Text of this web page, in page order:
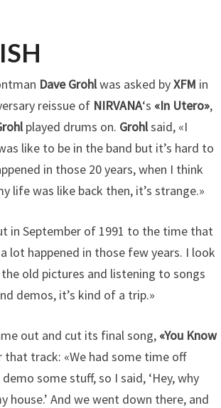
Dave Grohlwas asked byXFM in
reissue of NIRVANA‘s «In Utero»,
played drums on. Grohlsaid, «I
like to be in the band but it’s hard to
in those 20 years, when I think
life was like back then, it’s strange.»
in September of 1991 to the time that
lot happened in those few years. I look
old pictures and listening to songs
demos, it’s kind of a trip.»
out and cut its final song, «You Know
track: «We had some time off
some stuff, so I said, ‘Hey, why
And we went down there, and